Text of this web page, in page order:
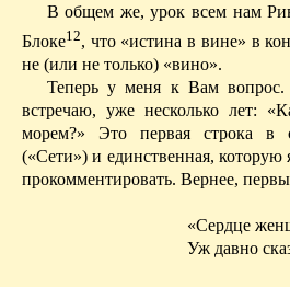
В общем же, урок всем нам
Блоке12, что «истина в вине» в
не (или не только) «вино».
Теперь у меня к Вам вопрос.
встречаю, уже несколько лет:
морем?» Это первая строка в
(«Сети») и единственная, которую
прокомментировать. Вернее,
«Сердце
Уж давно